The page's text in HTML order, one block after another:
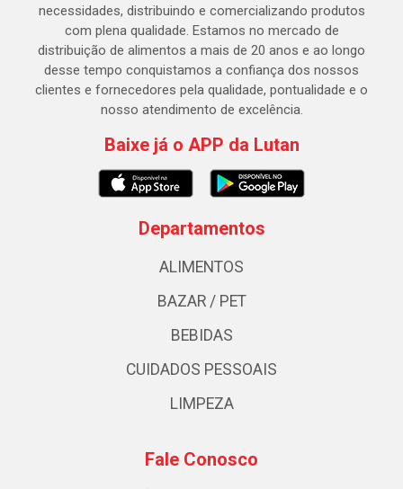
necessidades, distribuindo e comercializando produtos
com plena qualidade. Estamos no mercado de
distribuição de alimentos a mais de 20 anos e ao longo
desse tempo conquistamos a confiança dos nossos
clientes e fornecedores pela qualidade, pontualidade e o
nosso atendimento de excelência.
Baixe já o APP da Lutan
Departamentos
ALIMENTOS
BAZAR / PET
BEBIDAS
CUIDADOS PESSOAIS
LIMPEZA
Fale Conosco